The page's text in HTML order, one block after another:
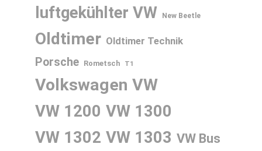
luftgekühlter VW New Beetle
Oldtimer Oldtimer Technik
Porsche Rometsch T1
Volkswagen VW
VW 1200 VW 1300
VW 1302 VW 1303 VW Bus